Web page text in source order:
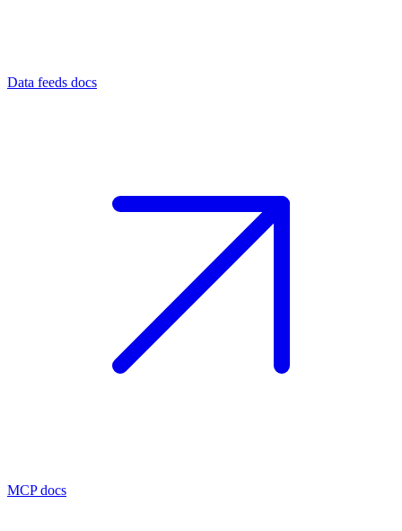
Data feeds docs
MCP docs